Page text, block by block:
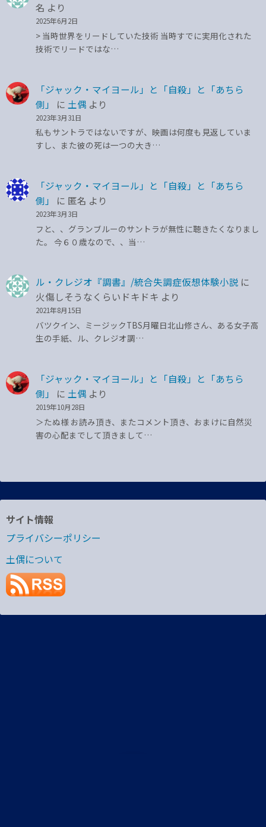
名 より
2025年6月2日
> 当時世界をリードしていた技術 当時すでに実用化された
技術でリードではな…
「ジャック・マイヨール」と「自殺」と「あちら
側」
に 土偶 より
2023年3月31日
私もサントラではないですが、映画は何度も見返していま
すし、また彼の死は一つの大き…
「ジャック・マイヨール」と「自殺」と「あちら
側」
に 匿名 より
2023年3月3日
フと、、グランブルーのサントラが無性に聴きたくなりまし
た。 今６０歳なので、、当…
ル・クレジオ『調書』/統合失調症仮想体験小説 に
火傷しそうなくらいドキドキ より
2021年8月15日
バツクイン、ミージックTBS月曜日北山修さん、ある女子高
生の手紙、ル、クレジオ調…
「ジャック・マイヨール」と「自殺」と「あちら
側」
に 土偶 より
2019年10月28日
＞たぬ様 お読み頂き、またコメント頂き、おまけに自然災
害の心配までして頂きまして…
サイト情報
プライバシーポリシー
土偶について